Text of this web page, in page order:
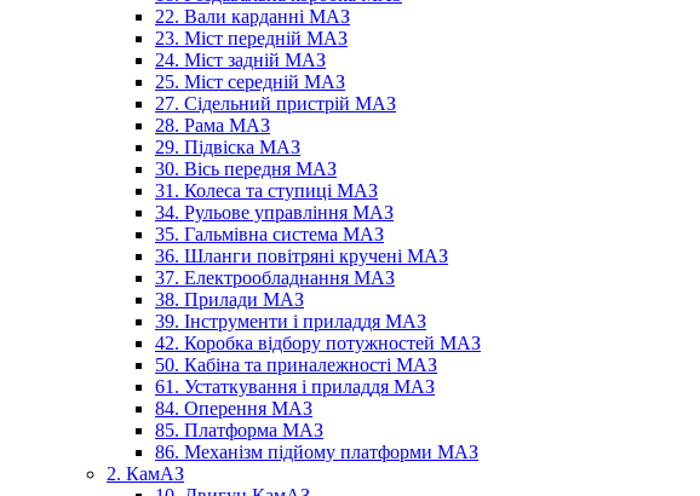
22. Вали карданні МАЗ
23. Міст передній МАЗ
24. Міст задній МАЗ
25. Міст середній МАЗ
27. Сідельний пристрій МАЗ
28. Рама МАЗ
29. Підвіска МАЗ
30. Вісь передня МАЗ
31. Колеса та ступиці МАЗ
34. Рульове управління МАЗ
35. Гальмівна система МАЗ
36. Шланги повітряні кручені МАЗ
37. Електрообладнання МАЗ
38. Прилади МАЗ
39. Інструменти і приладдя МАЗ
42. Коробка відбору потужностей МАЗ
50. Кабіна та приналежності МАЗ
61. Устаткування і приладдя МАЗ
84. Оперення МАЗ
85. Платформа МАЗ
86. Механізм підйому платформи МАЗ
2. КамАЗ